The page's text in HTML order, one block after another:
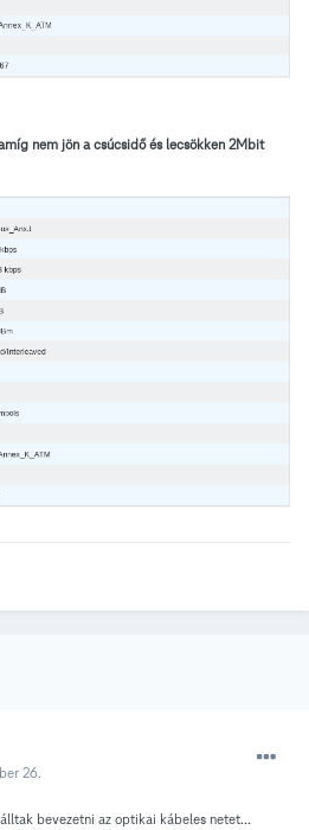
nem jön a csúcsidő és lecsökken 2Mbit
26.
bevezetni az optikai kábeles netet...